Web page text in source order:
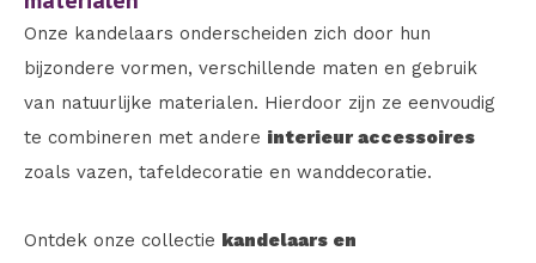
Onze kandelaars onderscheiden zich door hun
bijzondere vormen, verschillende maten en gebruik
van natuurlijke materialen. Hierdoor zijn ze eenvoudig
te combineren met andere interieur accessoires
zoals vazen, tafeldecoratie en wanddecoratie.
Ontdek onze collectie kandelaars en